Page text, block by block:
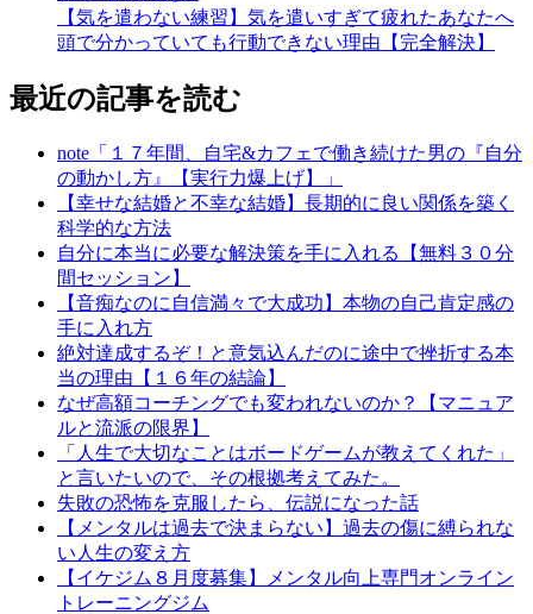
【気を遣わない練習】気を遣いすぎて疲れたあなたへ
頭で分かっていても行動できない理由【完全解決】
最近の記事を読む
note「１７年間、自宅&カフェで働き続けた男の『自分
の動かし方』【実行力爆上げ】」
【幸せな結婚と不幸な結婚】長期的に良い関係を築く
科学的な方法
自分に本当に必要な解決策を手に入れる【無料３０分
間セッション】
【音痴なのに自信満々で大成功】本物の自己肯定感の
手に入れ方
絶対達成するぞ！と意気込んだのに途中で挫折する本
当の理由【１６年の結論】
なぜ高額コーチングでも変われないのか？【マニュア
ルと流派の限界】
「人生で大切なことはボードゲームが教えてくれた」
と言いたいので、その根拠考えてみた。
失敗の恐怖を克服したら、伝説になった話
【メンタルは過去で決まらない】過去の傷に縛られな
い人生の変え方
【イケジム８月度募集】メンタル向上専門オンライン
トレーニングジム